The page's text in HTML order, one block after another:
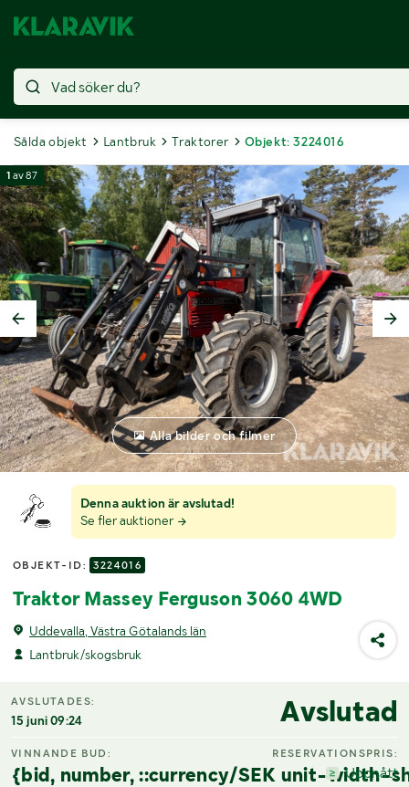
Sålda objekt Lantbruk Traktorer Objekt: 3224016
Denna auktion är avslutad!
Se fler auktioner
OBJEKT-ID: 3224016
Traktor Massey Ferguson 3060 4WD
Uddevalla, Västra Götalands län
Lantbruk/skogsbruk
1 av87
Alla bilder och filmer
AVSLUTADES:
15 juni 09:24 Avslutad
VINNANDE BUD:
{bid, number, ::currency/SEK unit-width-
RESERVATIONSPRIS:
Uppnått